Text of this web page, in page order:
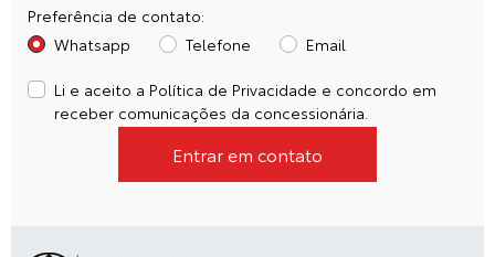
Preferência de contato:
Whatsapp
Telefone Email
Li e aceito a Política de Privacidade e concordo em
receber comunicações da concessionária.
Entrar em contato